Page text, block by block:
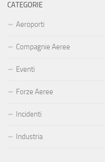
CATEGORIE
Aeroporti
Compagnie Aeree
Eventi
Forze Aeree
Incidenti
Industria